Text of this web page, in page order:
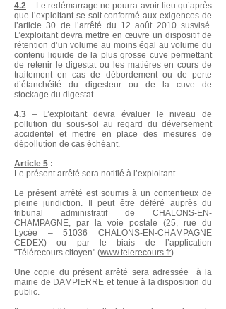
4.2 – Le redémarrage ne pourra avoir lieu qu’après
que l’exploitant se soit conformé aux exigences de
l’article 30 de l’arrêté du 12 août 2010 susvisé.
L’exploitant devra mettre en œuvre un dispositif de
rétention d’un volume au moins égal au volume du
contenu liquide de la plus grosse cuve permettant
de retenir le digestat ou les matières en cours de
traitement en cas de débordement ou de perte
d’étanchéité du digesteur ou de la cuve de
stockage du digestat.
4.3 – L’exploitant devra évaluer le niveau de
pollution du sous-sol au regard du déversement
accidentel et mettre en place des mesures de
dépollution de cas échéant.
Article 5 :
Le présent arrêté sera notifié à l’exploitant.
Le présent arrêté est soumis à un contentieux de
pleine juridiction. Il peut être déféré auprès du
tribunal administratif de CHALONS-EN-
CHAMPAGNE, par la voie postale (25, rue du
Lycée – 51036 CHALONS-EN-CHAMPAGNE
CEDEX) ou par le biais de l’application
"Télérecours citoyen" (www.telerecours.fr).
Une copie du présent arrêté sera adressée à la
mairie de DAMPIERRE et tenue à la disposition du
public.